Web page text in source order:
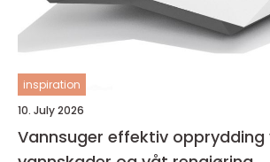
inspiration
10. July 2026
Vannsuger effektiv opprydding ved